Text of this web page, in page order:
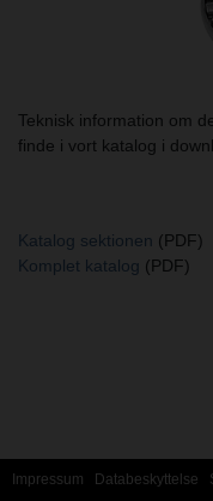
Teknisk information om
finde i vort katalog i
Katalog sektionen (PDF)
Komplet katalog (PDF)
Impressum Databeskyttelse